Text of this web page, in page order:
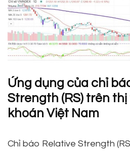
Ứng dụng của chỉ
Strength (RS) trên
khoán Việt Nam
Chỉ báo Relative Strength